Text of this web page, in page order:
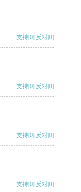
支持[0] 反对[0]
支持[0] 反对[0]
支持[0] 反对[0]
支持[0] 反对[0]